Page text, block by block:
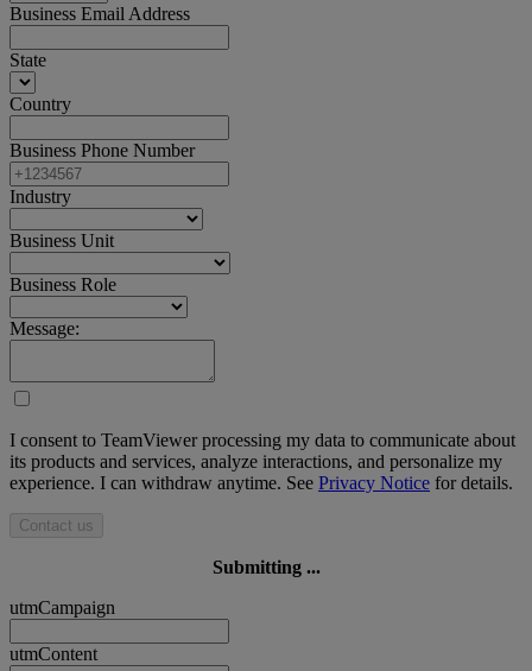
Business Email Address
State
Country
Business Phone Number
Industry
Business Unit
Business Role
Message:
I consent to TeamViewer processing my data to communicate about
its products and services, analyze interactions, and personalize my
experience. I can withdraw anytime. See Privacy Notice for details.
Contact us
Submitting ...
utmCampaign
utmContent